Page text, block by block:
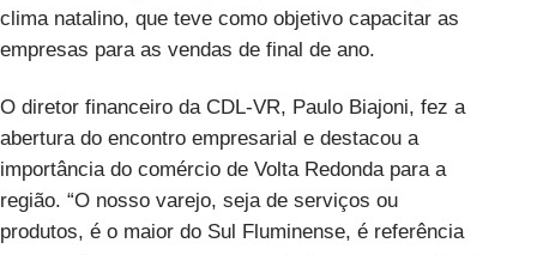
clima natalino, que teve como objetivo capacitar as
empresas para as vendas de final de ano.
O diretor financeiro da CDL-VR, Paulo Biajoni, fez a
abertura do encontro empresarial e destacou a
importância do comércio de Volta Redonda para a
região. “O nosso varejo, seja de serviços ou
produtos, é o maior do Sul Fluminense, é referência